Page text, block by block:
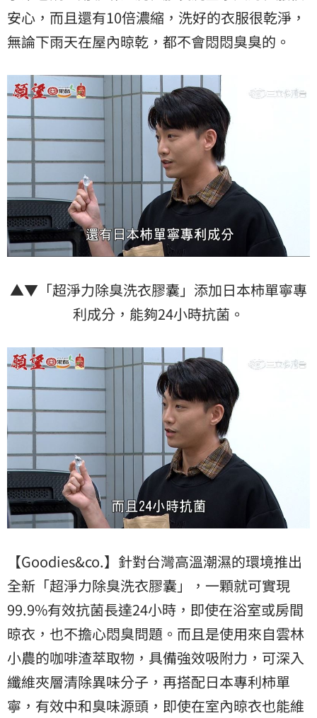
安心，而且還有10倍濃縮，洗好的衣服很乾淨，
無論下雨天在屋內晾乾，都不會悶悶臭臭的。
▲▼「超淨力除臭洗衣膠囊」添加日本柿單寧專
利成分，能夠24小時抗菌。
【Goodies&co.】針對台灣高溫潮濕的環境推出
全新「超淨力除臭洗衣膠囊」，一顆就可實現
99.9%有效抗菌長達24小時，即使在浴室或房間
晾衣，也不擔心悶臭問題。而且是使用來自雲林
小農的咖啡渣萃取物，具備強效吸附力，可深入
纖維夾層清除異味分子，再搭配日本專利柿單
寧，有效中和臭味源頭，即使在室內晾衣也能維